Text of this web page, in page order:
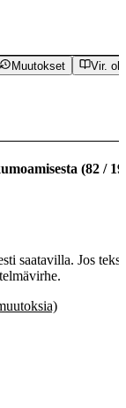
Muutokset Vir.
(82 /
saatavilla. Jos